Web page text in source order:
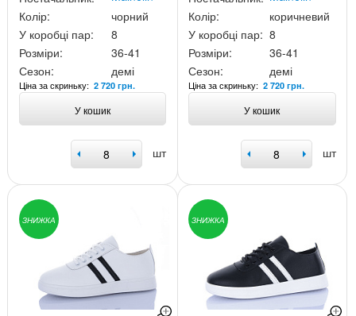
Колір:
чорний
У коробці пар:
8
Розміри:
36-41
Сезон:
демі
Ціна за скриньку: 2 720 грн.
У кошик
шт
Колір:
коричневий
У коробці пар: 8
Розміри:
36-41
Сезон:
демі
Ціна за скриньку:2 720 грн.
У кошик
шт
ЗНИЖКА ЗНИЖКА